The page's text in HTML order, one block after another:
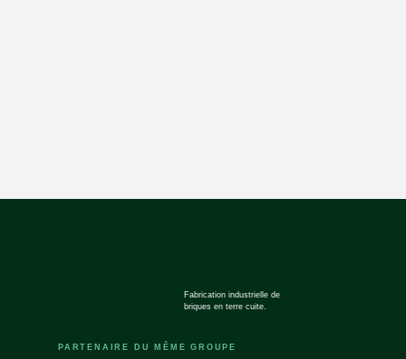
Fabrication industrielle de
briques en terre cuite.
PARTENAIRE DU MÊME GROUPE